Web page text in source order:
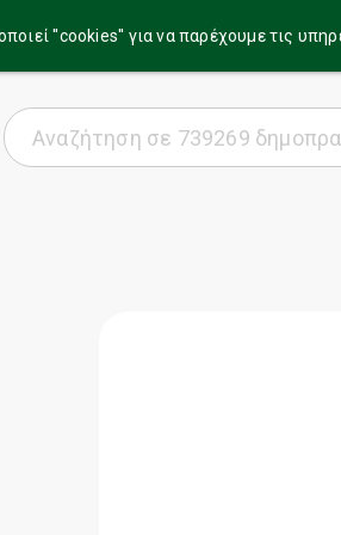
''cookies'' για να παρέχουμε τις